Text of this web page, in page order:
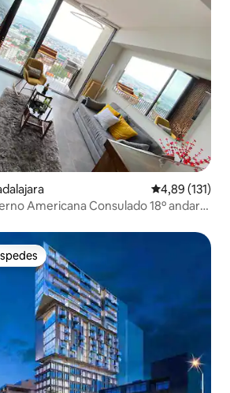
4,89 de uma
4,89 (131)
Americana Consulado 18º andar
dos hóspedes